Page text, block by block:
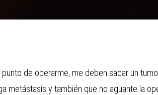
de operarme, me deben sacar un
metástasis y también que no aguante la